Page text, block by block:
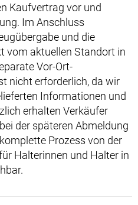
Kaufvertrag vor und
Im Anschluss
und die
vom aktuellen Standort in
Vor-Ort-
nicht erforderlich, da wir
Informationen und
erhalten Verkäufer
der späteren Abmeldung
Prozess von der
Halterinnen und Halter in